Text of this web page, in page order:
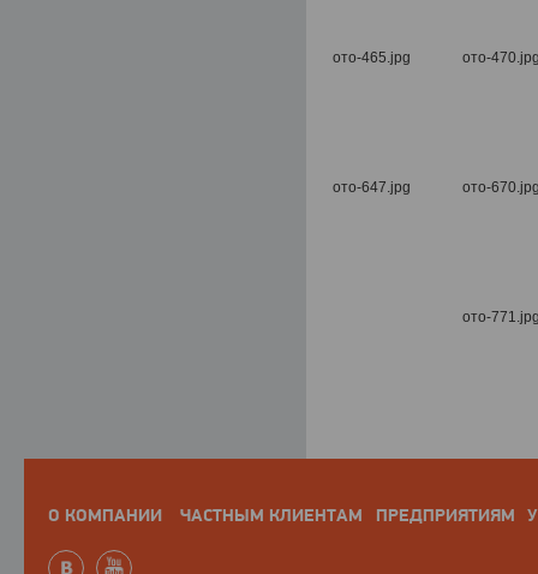
О КОМПАНИИ ЧАСТНЫМ КЛИЕНТАМ ПРЕДПРИЯТИЯМ